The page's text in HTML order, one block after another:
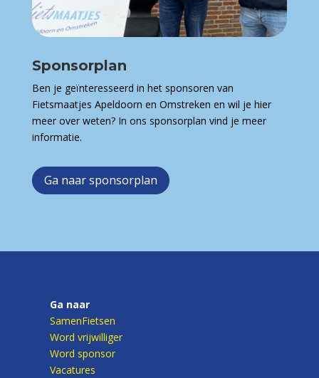
Sponsorplan
Ben je geïnteresseerd in het sponsoren van
Fietsmaatjes Apeldoorn en Omstreken en wil je hier
meer over weten? In ons sponsorplan vind je meer
informatie.
Ga naar sponsorplan
Ga naar
SamenFietsen
Word vrijwilliger
Word sponsor
Vacatures